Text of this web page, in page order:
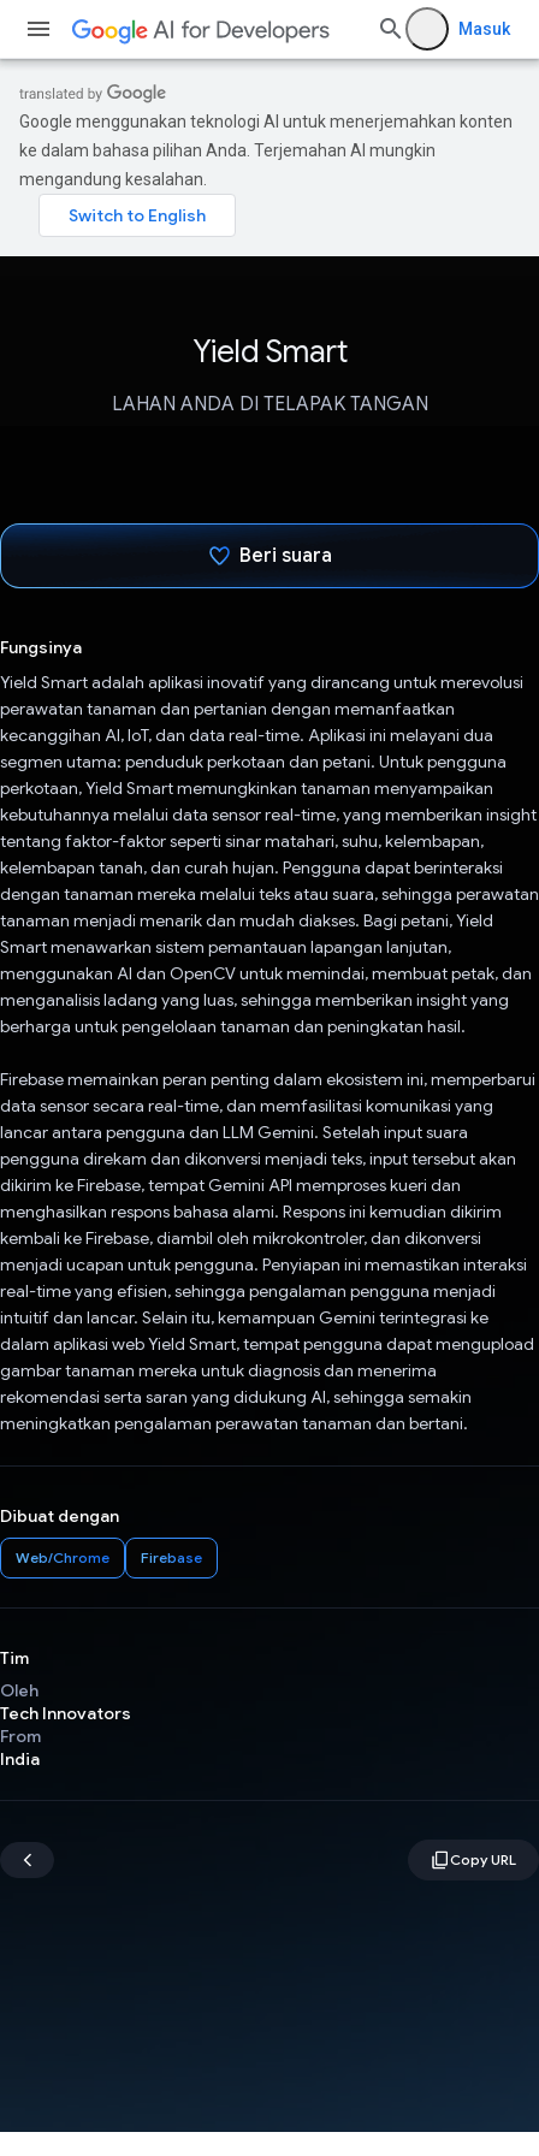
Masuk
Google menggunakan teknologi AI untuk menerjemahkan konten
ke dalam bahasa pilihan Anda. Terjemahan AI mungkin
mengandung kesalahan.
Yield Smart
LAHAN ANDA DI TELAPAK TANGAN
Beri suara
Fungsinya
Yield Smart adalah aplikasi inovatif yang dirancang untuk merevolusi
perawatan tanaman dan pertanian dengan memanfaatkan
kecanggihan AI, IoT, dan data real-time. Aplikasi ini melayani dua
segmen utama: penduduk perkotaan dan petani. Untuk pengguna
perkotaan, Yield Smart memungkinkan tanaman menyampaikan
kebutuhannya melalui data sensor real-time, yang memberikan insight
tentang faktor-faktor seperti sinar matahari, suhu, kelembapan,
kelembapan tanah, dan curah hujan. Pengguna dapat berinteraksi
dengan tanaman mereka melalui teks atau suara, sehingga perawatan
tanaman menjadi menarik dan mudah diakses. Bagi petani, Yield
Smart menawarkan sistem pemantauan lapangan lanjutan,
menggunakan AI dan OpenCV untuk memindai, membuat petak, dan
menganalisis ladang yang luas, sehingga memberikan insight yang
berharga untuk pengelolaan tanaman dan peningkatan hasil.
Firebase memainkan peran penting dalam ekosistem ini, memperbarui
data sensor secara real-time, dan memfasilitasi komunikasi yang
lancar antara pengguna dan LLM Gemini. Setelah input suara
pengguna direkam dan dikonversi menjadi teks, input tersebut akan
dikirim ke Firebase, tempat Gemini API memproses kueri dan
menghasilkan respons bahasa alami. Respons ini kemudian dikirim
kembali ke Firebase, diambil oleh mikrokontroler, dan dikonversi
menjadi ucapan untuk pengguna. Penyiapan ini memastikan interaksi
real-time yang efisien, sehingga pengalaman pengguna menjadi
intuitif dan lancar. Selain itu, kemampuan Gemini terintegrasi ke
dalam aplikasi web Yield Smart, tempat pengguna dapat mengupload
gambar tanaman mereka untuk diagnosis dan menerima
rekomendasi serta saran yang didukung AI, sehingga semakin
meningkatkan pengalaman perawatan tanaman dan bertani.
Dibuat dengan
Web/Chrome Firebase
Tim
Oleh
Tech Innovators
From
India